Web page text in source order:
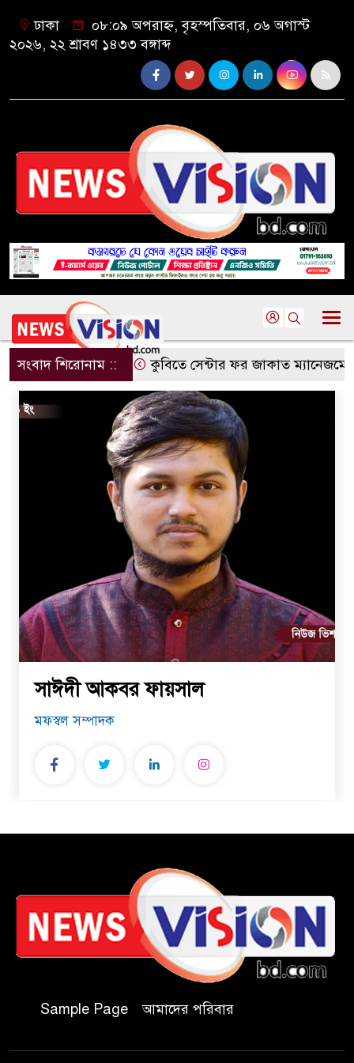
ঢাকা
০৮:০৯ অপরাহ্ন, বৃহস্পতিবার, ০৬ অগাস্ট
২০২৬, ২২ শ্রাবণ ১৪৩৩ বঙ্গাব্দ
সংবাদ শিরোনাম :: কুবিতে সেন্টার ফর জাকাত
সাঈদী আকবর ফায়সাল
মফস্বল সম্পাদক
Sample Page আমাদের পরিবার